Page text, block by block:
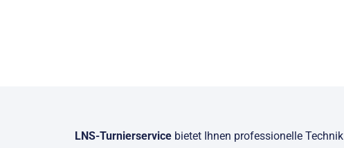
LNS-Turnierservicebietet Ihnen professionelle Technik